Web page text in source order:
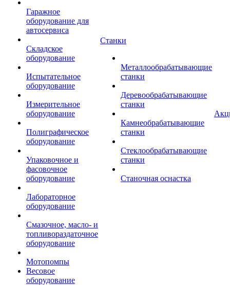
Гаражное
оборудование для
автосервиса
Складское
оборудование
Испытательное
оборудование
Измерительное
оборудование
Полиграфическое
оборудование
Упаковочное и
фасовочное
оборудование
Лабораторное
оборудование
Смазочное, масло- и
топливораздаточное
оборудование
Мотопомпы
Весовое
оборудование
Станки
Металлообрабатывающие
станки
Деревообрабатывающие
станки
Камнеобрабатывающие
станки
Стеклообрабатывающие
станки
Станочная оснастка